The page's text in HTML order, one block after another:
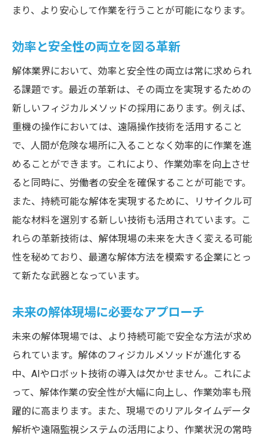
まり、より安心して作業を行うことが可能になります。
効率と安全性の両立を図る革新
解体業界において、効率と安全性の両立は常に求められ
る課題です。最近の革新は、その両立を実現するための
新しいフィジカルメソッドの採用にあります。例えば、
重機の操作においては、遠隔操作技術を活用すること
で、人間が危険な場所に入ることなく効率的に作業を進
めることができます。これにより、作業効率を向上させ
ると同時に、労働者の安全を確保することが可能です。
また、持続可能な解体を実現するために、リサイクル可
能な材料を選別する新しい技術も活用されています。こ
れらの革新技術は、解体現場の未来を大きく変える可能
性を秘めており、最適な解体方法を模索する企業にとっ
て新たな武器となっています。
未来の解体現場に必要なアプローチ
未来の解体現場では、より持続可能で安全な方法が求め
られています。解体のフィジカルメソッドが進化する
中、AIやロボット技術の導入は欠かせません。これによ
って、解体作業の安全性が大幅に向上し、作業効率も飛
躍的に高まります。また、現場でのリアルタイムデータ
解析や遠隔監視システムの活用により、作業状況の常時